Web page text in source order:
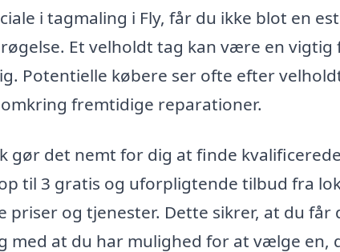
i tagmaling i Fly, får du ikke blot en
Et velholdt tag kan være en vigtig
Potentielle købere ser ofte efter
fremtidige reparationer.
gør det nemt for dig at finde
til 3 gratis og uforpligtende tilbud fra
og tjenester. Dette sikrer, at du får
med at du har mulighed for at vælge en,